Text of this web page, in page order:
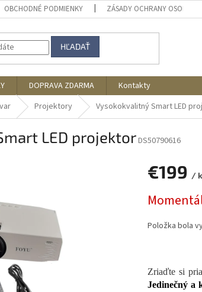
OBCHODNÉ PODMIENKY ZÁSADY OCHRANY
HĽADAŤ
DOPRAVA ZDARMA
Kontakty
Projektory Vysokokvalitný Smart LED
LED projektorDS50790616
€199 /
cena:
Položka bola
Zriaďte si
Jedinečný a